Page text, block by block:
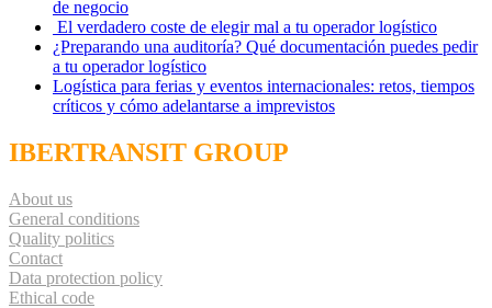
de negocio
El verdadero coste de elegir mal a tu operador logístico
¿Preparando una auditoría? Qué documentación puedes pedir
a tu operador logístico
Logística para ferias y eventos internacionales: retos, tiempos
críticos y cómo adelantarse a imprevistos
IBERTRANSIT GROUP
About us
General conditions
Quality politics
Contact
Data protection policy
Ethical code